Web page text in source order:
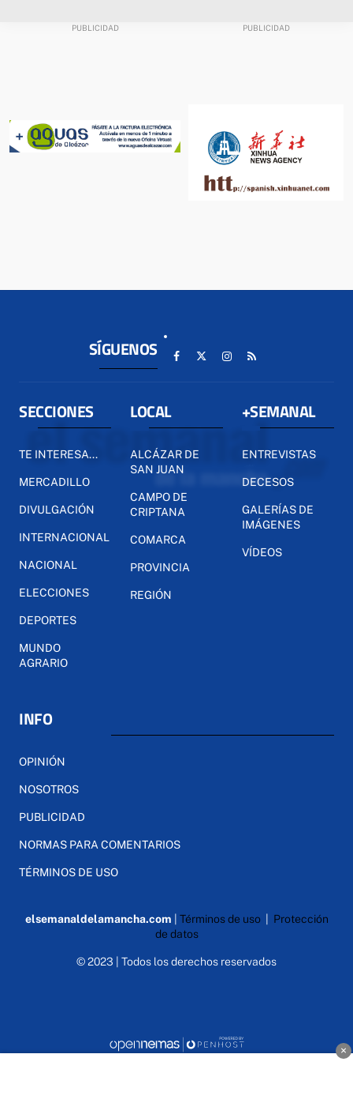
SÍGUENOS
SECCIONES
TE INTERESA...
MERCADILLO
DIVULGACIÓN
INTERNACIONAL
NACIONAL
ELECCIONES
DEPORTES
MUNDO
AGRARIO
LOCAL
ALCÁZAR DE
SAN JUAN
CAMPO DE
CRIPTANA
COMARCA
PROVINCIA
REGIÓN
+SEMANAL
ENTREVISTAS
DECESOS
GALERÍAS DE
IMÁGENES
VÍDEOS
INFO
OPINIÓN
NOSOTROS
PUBLICIDAD
NORMAS PARA COMENTARIOS
TÉRMINOS DE USO
elsemanaldelamancha.com Términos de uso| Protección
de datos
© 2023 | Todos los derechos reservados
×